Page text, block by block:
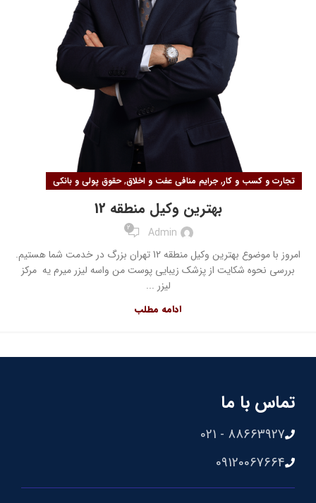
تجارت و کسب و کار,جرایم منافی عفت و اخلاق,حقوق پولی و بانکی
بهترین وکیل منطقه 12
Admin
2
امروز با موضوع بهترین وکیل منطقه 12 تهران بزرگ در خدمت شما هستیم.
بررسی نحوه شکایت از پزشک زیبایی پوست من واسه لیزر میرم یه مرکز
لیزر ...
ادامه مطلب
تماس با ما
88663927 - 021
09120067664